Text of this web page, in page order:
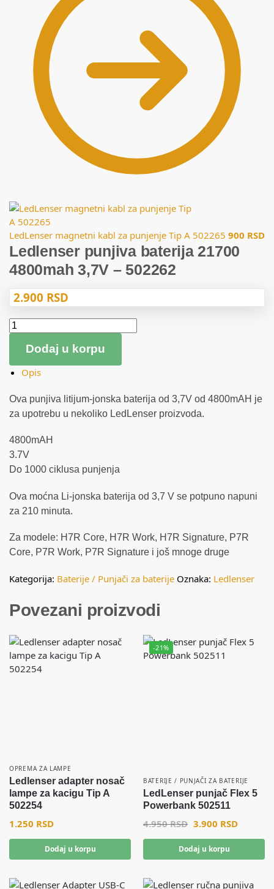
LedLenser magnetni kabl za punjenje Tip A 502265 900 RSD
Ledlenser punjiva baterija 21700
4800mah 3,7V – 502262
2.900 RSD
Dodaj u korpu
Opis
Ova punjiva litijum-jonska baterija od 3,7V od 4800mAH je
za upotrebu u nekoliko LedLenser proizvoda.
4800mAH
3.7V
Do 1000 ciklusa punjenja
Ova moćna Li-jonska baterija od 3,7 V se potpuno napuni
za 210 minuta.
Za modele: H7R Core, H7R Work, H7R Signature, P7R
Core, P7R Work, P7R Signature i još mnoge druge
Kategorija: Baterije / Punjači za baterije Oznaka: Ledlenser
Povezani proizvodi
OPREMA ZA LAMPE
Ledlenser adapter nosač
lampe za kacigu Tip A
502254
1.250 RSD
Dodaj u korpu
-21%
BATERIJE / PUNJAČI ZA BATERIJE
LedLenser punjač Flex 5
Powerbank 502511
4.950RSD 3.900 RSD
Dodaj u korpu